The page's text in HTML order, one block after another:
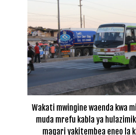
Wakati mwingine waenda kwa
muda mrefu kabla ya
magari yakitembea eneo la